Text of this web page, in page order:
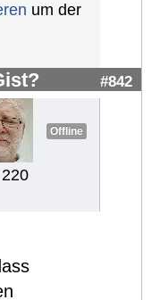
um der
#842
Offline